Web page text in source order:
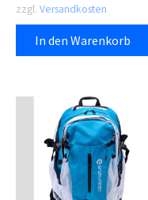
zzgl. Versandkosten
In den Warenkorb